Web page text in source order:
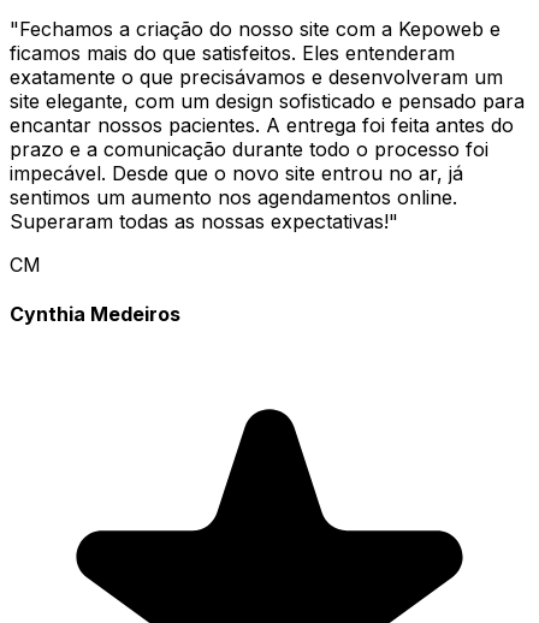
"Fechamos a criação do nosso site com a Kepoweb e
ficamos mais do que satisfeitos. Eles entenderam
exatamente o que precisávamos e desenvolveram um
site elegante, com um design sofisticado e pensado para
encantar nossos pacientes. A entrega foi feita antes do
prazo e a comunicação durante todo o processo foi
impecável. Desde que o novo site entrou no ar, já
sentimos um aumento nos agendamentos online.
Superaram todas as nossas expectativas!"
CM
Cynthia Medeiros